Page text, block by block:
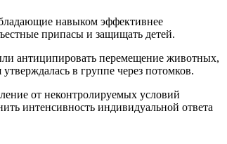
навыком эффективнее
припасы и защищать детей.
антиципировать перемещение животных,
в группе через потомков.
от неконтролируемых условий
интенсивность индивидуальной ответа